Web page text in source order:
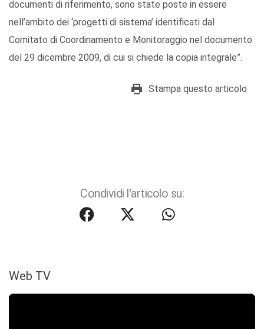
documenti di riferimento, sono state poste in essere
nell’ambito dei ‘progetti di sistema’ identificati dal
Comitato di Coordinamento e Monitoraggio nel documento
del 29 dicembre 2009, di cui si chiede la copia integrale”.
Stampa questo articolo
Condividi l'articolo su:
Web TV